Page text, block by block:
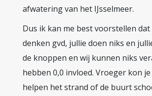
afwatering van het IJsselmeer.
Dus ik kan me best voorstellen
denken gvd, jullie doen niks en
de knoppen en wij kunnen niks
hebben 0,0 invloed. Vroeger kon
helpen het strand of de buurt